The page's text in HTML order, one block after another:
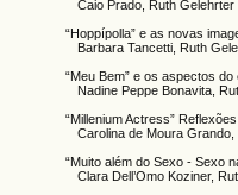
Caio Prado, Ruth
“Hoppípolla” e as novas
Barbara Tancetti, Ruth
“Meu Bem” e os aspectos
Nadine Peppe Bonavita,
“Millenium Actress”
Carolina de Moura
“Muito além do Sexo - Sexo
Clara Dell’Omo Koziner,